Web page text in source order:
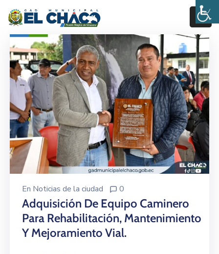
Inicio
Estructura
Transparencia
Rendición
De
Cuentas
Pages
En Noticias de la ciudad 0
Adquisición De Equipo Caminero
Para Rehabilitación, Mantenimiento
Y Mejoramiento Vial.